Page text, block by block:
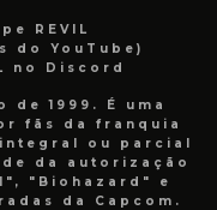
REVIL
do YouTube)
no Discord
de 1999. É uma
fãs da franquia
ou parcial
da autorização
"Biohazard" e
da Capcom.